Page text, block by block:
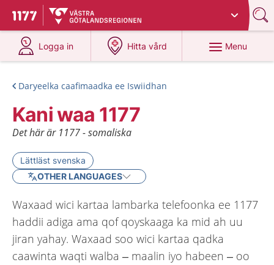
To start page for 1177
Du har valt region
Logga in
at 1177.se
Hitta vård
at 1177.se
Menu
Daryeelka caafimaadka ee Iswiidhan
Kani waa 1177
Det här är 1177 - somaliska
Lättläst svenska
OTHER LANGUAGES
Waxaad wici kartaa lambarka telefoonka ee 1177
haddii adiga ama qof qoyskaaga ka mid ah uu
jiran yahay. Waxaad soo wici kartaa qadka
caawinta waqti walba – maalin iyo habeen – oo